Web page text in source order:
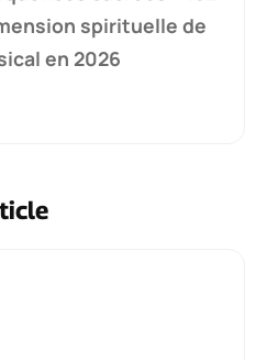
spirituelle de
en 2026